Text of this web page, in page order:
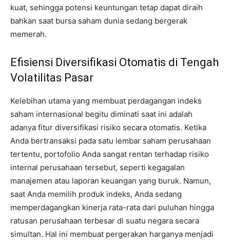
kuat, sehingga potensi keuntungan tetap dapat diraih
bahkan saat bursa saham dunia sedang bergerak
memerah.
Efisiensi Diversifikasi Otomatis di Tengah
Volatilitas Pasar
Kelebihan utama yang membuat perdagangan indeks
saham internasional begitu diminati saat ini adalah
adanya fitur diversifikasi risiko secara otomatis. Ketika
Anda bertransaksi pada satu lembar saham perusahaan
tertentu, portofolio Anda sangat rentan terhadap risiko
internal perusahaan tersebut, seperti kegagalan
manajemen atau laporan keuangan yang buruk. Namun,
saat Anda memilih produk indeks, Anda sedang
memperdagangkan kinerja rata-rata dari puluhan hingga
ratusan perusahaan terbesar di suatu negara secara
simultan. Hal ini membuat pergerakan harganya menjadi